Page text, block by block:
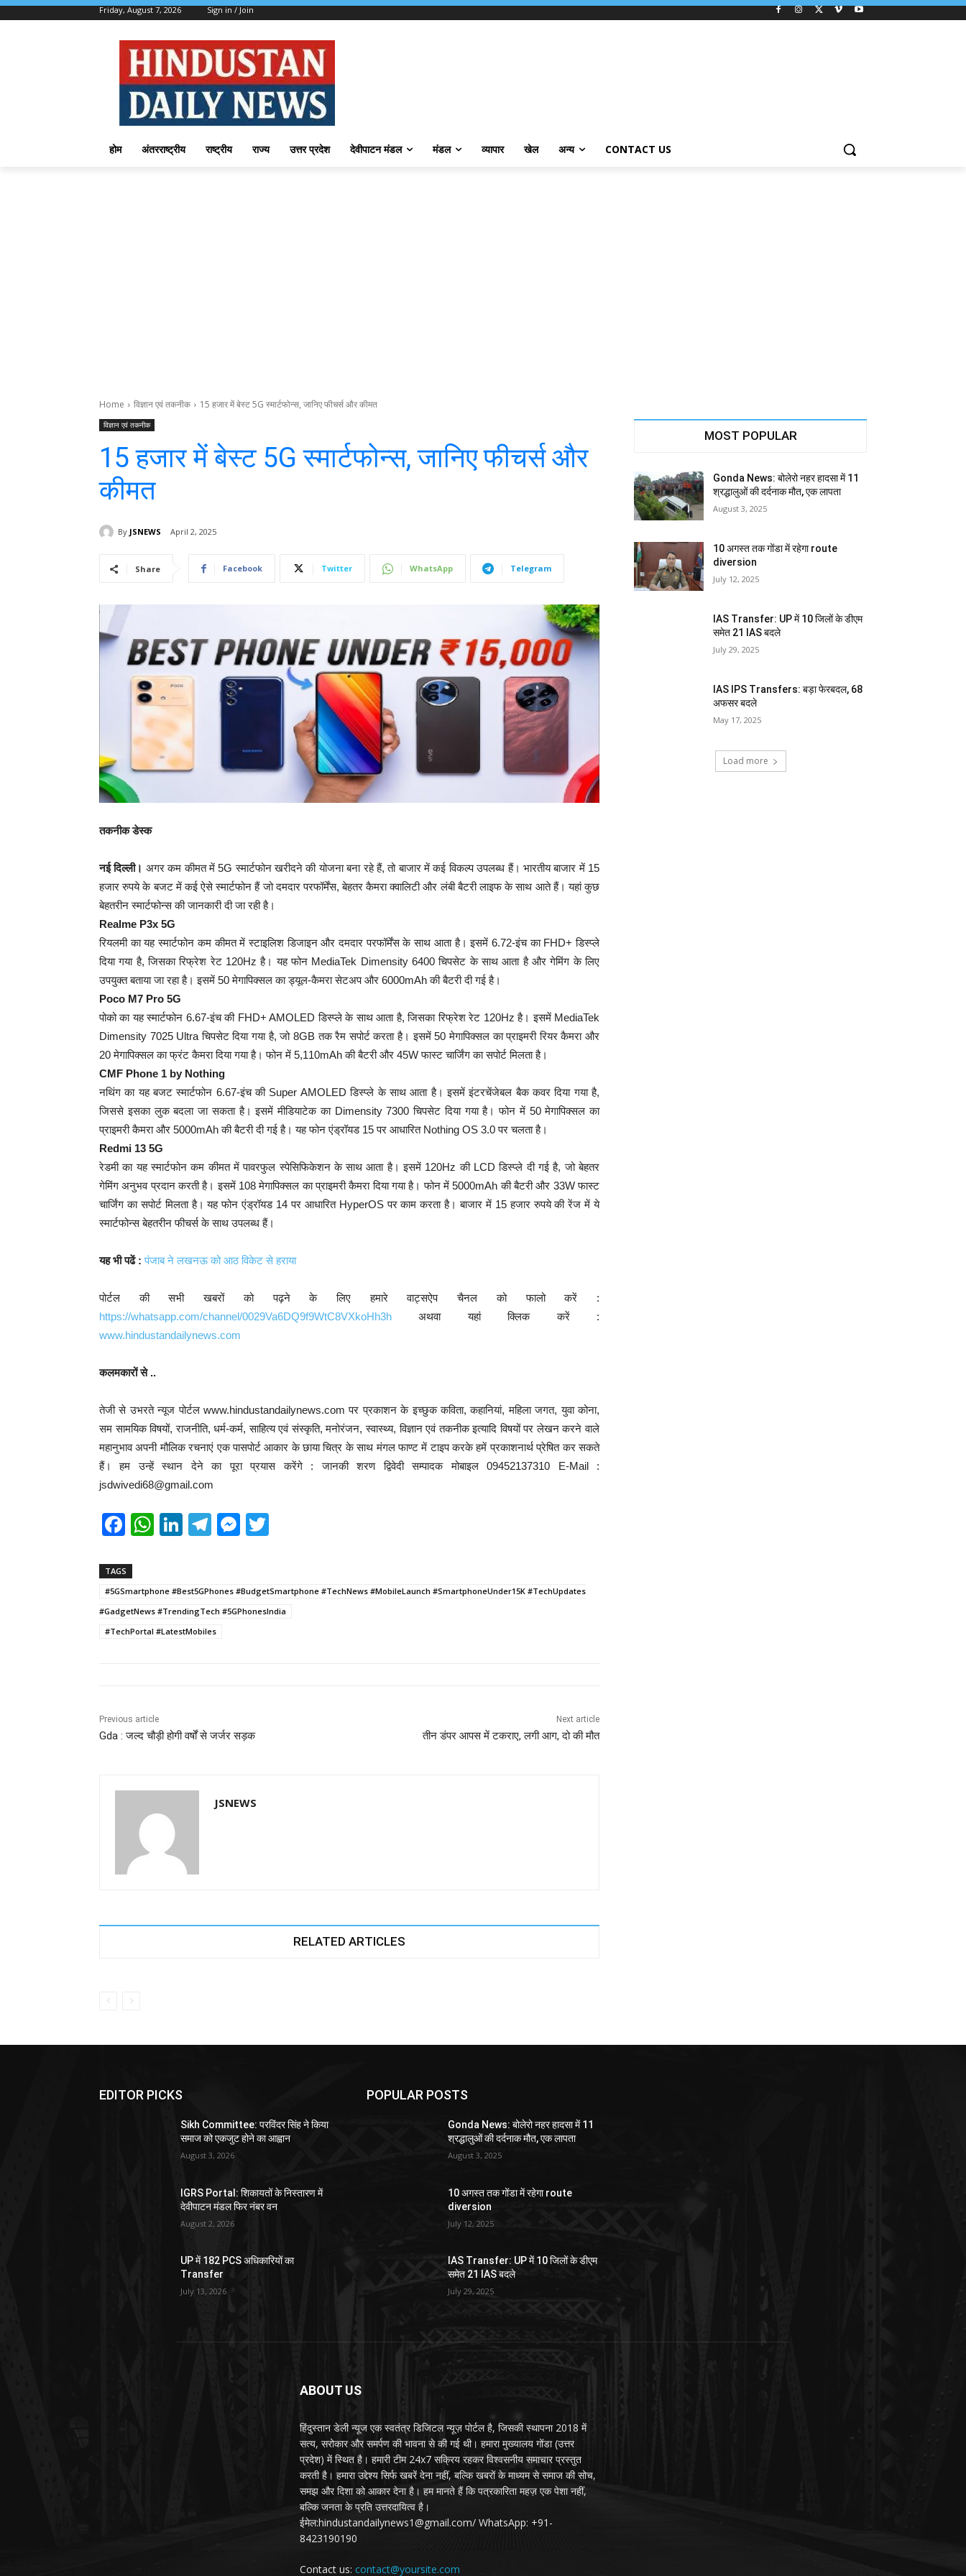
Friday, August 7, 2026 Sign in / Join
होम अंतरराष्ट्रीय राष्ट्रीय राज्य उत्तर प्रदेश देवीपाटन मंडल मंडल व्यापार खेल अन्य CONTACT US
Home विज्ञान एवं तकनीक 15 हजार में बेस्ट 5G स्मार्टफोन्स, जानिए फीचर्स और कीमत
विज्ञान एवं तकनीक
15 हजार में बेस्ट 5G स्मार्टफोन्स, जानिए फीचर्स और
कीमत
By JSNEWS April 2, 2025
Share Facebook Twitter WhatsApp Telegram
तकनीक डेस्क
नई दिल्ली। अगर कम कीमत में 5G स्मार्टफोन खरीदने की योजना बना रहे हैं, तो बाजार में कई विकल्प उपलब्ध हैं। भारतीय बाजार में 15
हजार रुपये के बजट में कई ऐसे स्मार्टफोन हैं जो दमदार परफॉर्मेंस, बेहतर कैमरा क्वालिटी और लंबी बैटरी लाइफ के साथ आते हैं। यहां कुछ
बेहतरीन स्मार्टफोन्स की जानकारी दी जा रही है।
Realme P3x 5G
रियलमी का यह स्मार्टफोन कम कीमत में स्टाइलिश डिजाइन और दमदार परफॉर्मेंस के साथ आता है। इसमें 6.72-इंच का FHD+ डिस्प्ले
दिया गया है, जिसका रिफ्रेश रेट 120Hz है। यह फोन MediaTek Dimensity 6400 चिपसेट के साथ आता है और गेमिंग के लिए
उपयुक्त बताया जा रहा है। इसमें 50 मेगापिक्सल का ड्यूल-कैमरा सेटअप और 6000mAh की बैटरी दी गई है।
Poco M7 Pro 5G
पोको का यह स्मार्टफोन 6.67-इंच की FHD+ AMOLED डिस्प्ले के साथ आता है, जिसका रिफ्रेश रेट 120Hz है। इसमें MediaTek
Dimensity 7025 Ultra चिपसेट दिया गया है, जो 8GB तक रैम सपोर्ट करता है। इसमें 50 मेगापिक्सल का प्राइमरी रियर कैमरा और
20 मेगापिक्सल का फ्रंट कैमरा दिया गया है। फोन में 5,110mAh की बैटरी और 45W फास्ट चार्जिंग का सपोर्ट मिलता है।
CMF Phone 1 by Nothing
नथिंग का यह बजट स्मार्टफोन 6.67-इंच की Super AMOLED डिस्प्ले के साथ आता है। इसमें इंटरचेंजेबल बैक कवर दिया गया है,
जिससे इसका लुक बदला जा सकता है। इसमें मीडियाटेक का Dimensity 7300 चिपसेट दिया गया है। फोन में 50 मेगापिक्सल का
प्राइमरी कैमरा और 5000mAh की बैटरी दी गई है। यह फोन एंड्रॉयड 15 पर आधारित Nothing OS 3.0 पर चलता है।
Redmi 13 5G
रेडमी का यह स्मार्टफोन कम कीमत में पावरफुल स्पेसिफिकेशन के साथ आता है। इसमें 120Hz की LCD डिस्प्ले दी गई है, जो बेहतर
गेमिंग अनुभव प्रदान करती है। इसमें 108 मेगापिक्सल का प्राइमरी कैमरा दिया गया है। फोन में 5000mAh की बैटरी और 33W फास्ट
चार्जिंग का सपोर्ट मिलता है। यह फोन एंड्रॉयड 14 पर आधारित HyperOS पर काम करता है। बाजार में 15 हजार रुपये की रेंज में ये
स्मार्टफोन्स बेहतरीन फीचर्स के साथ उपलब्ध हैं।
यह भी पढें : पंजाब ने लखनऊ को आठ विकेट से हराया
पोर्टल की सभी खबरों को पढ़ने के लिए हमारे वाट्सऐप चैनल को फालो करें :
https://whatsapp.com/channel/0029Va6DQ9f9WtC8VXkoHh3h अथवा यहां क्लिक करें :
www.hindustandailynews.com
कलमकारों से ..
तेजी से उभरते न्यूज पोर्टल www.hindustandailynews.com पर प्रकाशन के इच्छुक कविता, कहानियां, महिला जगत, युवा कोना,
सम सामयिक विषयों, राजनीति, धर्म-कर्म, साहित्य एवं संस्कृति, मनोरंजन, स्वास्थ्य, विज्ञान एवं तकनीक इत्यादि विषयों पर लेखन करने वाले
महानुभाव अपनी मौलिक रचनाएं एक पासपोर्ट आकार के छाया चित्र के साथ मंगल फाण्ट में टाइप करके हमें प्रकाशनार्थ प्रेषित कर सकते
हैं। हम उन्हें स्थान देने का पूरा प्रयास करेंगे : जानकी शरण द्विवेदी सम्पादक मोबाइल 09452137310 E-Mail :
jsdwivedi68@gmail.com
F
c
e
b
o
W
s
A
p
Li
e
dI
n
T
gr
a
m
M
e
n
er
TAGS
#5GSmartphone #Best5GPhones #BudgetSmartphone #TechNews #MobileLaunch #SmartphoneUnder15K #TechUpdates
#GadgetNews #TrendingTech #5GPhonesIndia
#TechPortal #LatestMobiles
Previous article
Gda : जल्द चौड़ी होगी वर्षों से जर्जर सड़क
Next article
तीन डंपर आपस में टकराए, लगी आग, दो की मौत
JSNEWS
RELATED ARTICLES
MOST POPULAR
Gonda News: बोलेरो नहर हादसा में 11
श्रद्धालुओं की दर्दनाक मौत, एक लापता
August 3, 2025
10 अगस्त तक गोंडा में रहेगा route
diversion
July 12, 2025
IAS Transfer: UP में 10 जिलों के डीएम
समेत 21 IAS बदले
July 29, 2025
IAS IPS Transfers: बड़ा फेरबदल, 68
अफसर बदले
May 17, 2025
Load more
EDITOR PICKS
Sikh Committee: परविंदर सिंह ने किया
समाज को एकजुट होने का आह्वान
August 3, 2026
IGRS Portal: शिकायतों के निस्तारण में
देवीपाटन मंडल फिर नंबर वन
August 2, 2026
UP में 182 PCS अधिकारियों का
Transfer
July 13, 2026
POPULAR POSTS
Gonda News: बोलेरो नहर हादसा में 11
श्रद्धालुओं की दर्दनाक मौत, एक लापता
August 3, 2025
10 अगस्त तक गोंडा में रहेगा route
diversion
July 12, 2025
IAS Transfer: UP में 10 जिलों के डीएम
समेत 21 IAS बदले
July 29, 2025
ABOUT US
हिंदुस्तान डेली न्यूज एक स्वतंत्र डिजिटल न्यूज़ पोर्टल है, जिसकी स्थापना 2018 में
सत्य, सरोकार और समर्पण की भावना से की गई थी। हमारा मुख्यालय गोंडा (उत्तर
प्रदेश) में स्थित है। हमारी टीम 24x7 सक्रिय रहकर विश्वसनीय समाचार प्रस्तुत
करती है। हमारा उद्देश्य सिर्फ खबरें देना नहीं, बल्कि खबरों के माध्यम से समाज की सोच,
समझ और दिशा को आकार देना है। हम मानते हैं कि पत्रकारिता महज़ एक पेशा नहीं,
बल्कि जनता के प्रति उत्तरदायित्व है।
ईमेल:hindustandailynews1@gmail.com/ WhatsApp: +91-
8423190190
Contact us: contact@yoursite.com